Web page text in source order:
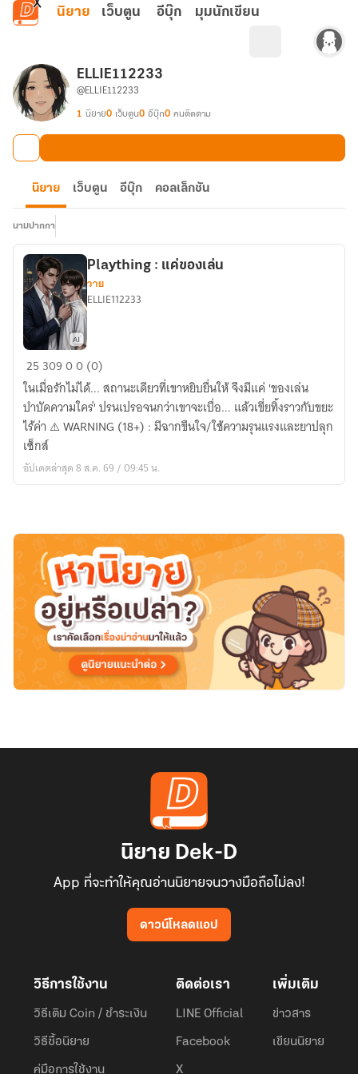
ข้ามไปยังเนื้อหาหลัก
นิยาย เว็บตูน อีบุ๊ก มุมนักเขียน
ELLIE112233
@ELLIE112233
1 นิยาย0 เว็บตูน0 อีบุ๊ก0 คนติดตาม
นิยาย เว็บตูน อีบุ๊ก คอลเล็กชัน
นามปากกา
Plaything
:
แค่
ของ
เล่น
Plaything : แค่ของเล่น
วาย
ELLIE112233
25 30900 (0)
ในเมื่อรักไม่ได้... สถานะเดียวที่เขาหยิบยื่นให้ จึงมีแค่ 'ของเล่น
บำบัดความใคร่' ปรนเปรอจนกว่าเขาจะเบื่อ... แล้วเขี่ยทิ้งราวกับขยะ
ไร้ค่า ​⚠️ WARNING (18+) : มีฉากขืนใจ/ใช้ความรุนแรงและยาปลุก
เซ็กส์
อัปเดตล่าสุด 8 ส.ค. 69 / 09:45 น.
นิยาย Dek-D
App ที่จะทำให้คุณอ่านนิยายจนวางมือถือไม่ลง!
ดาวน์โหลดแอป
วิธีการใช้งาน
วิธีเติม Coin / ชำระเงิน
วิธีซื้อนิยาย
คู่มือการใช้งาน
ติดต่อเรา
LINE Official
Facebook
X
เพิ่มเติม
ข่าวสาร
เขียนนิยาย